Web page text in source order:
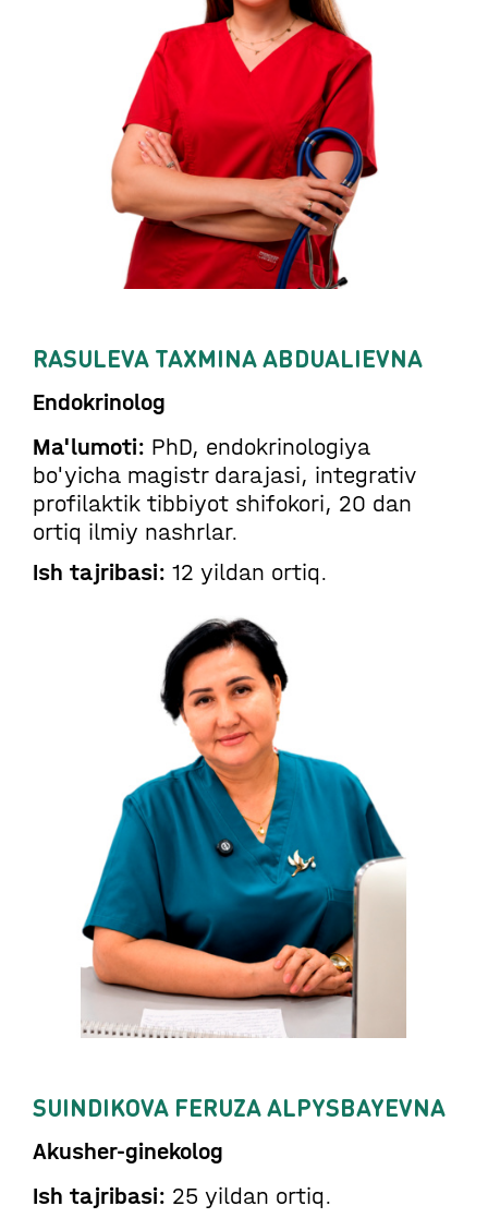
RASULEVA TAXMINA ABDUALIEVNA
Endokrinolog
Ma'lumoti: PhD, endokrinologiya
bo'yicha magistr darajasi, integrativ
profilaktik tibbiyot shifokori, 20 dan
ortiq ilmiy nashrlar.
Ish tajribasi: 12 yildan ortiq.
SUINDIKOVA FERUZA ALPYSBAYEVNA
Akusher-ginekolog
Ish tajribasi: 25 yildan ortiq.